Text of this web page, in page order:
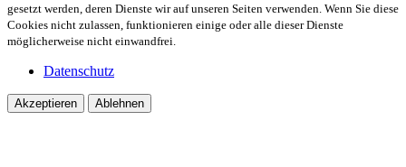
gesetzt werden, deren Dienste wir auf unseren Seiten verwenden. Wenn Sie diese
Cookies nicht zulassen, funktionieren einige oder alle dieser Dienste
möglicherweise nicht einwandfrei.
Datenschutz
Akzeptieren Ablehnen